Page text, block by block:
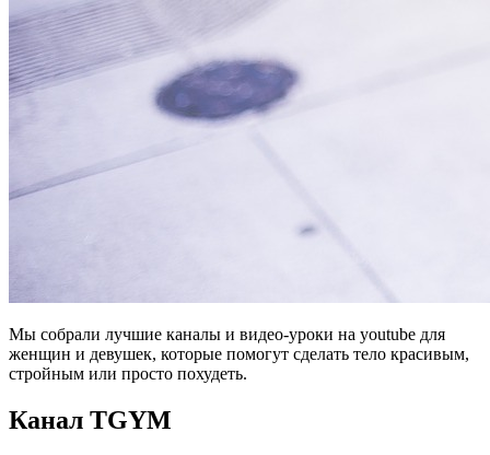
Мы собрали лучшие каналы и видео-уроки на youtube для
женщин и девушек, которые помогут сделать тело красивым,
стройным или просто похудеть.
Канал TGYM